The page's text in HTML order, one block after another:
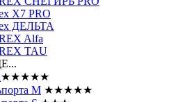
X7 PRO
ДЕЛЬТА
Alfa
TAU
★★★★★
M ★★★★★